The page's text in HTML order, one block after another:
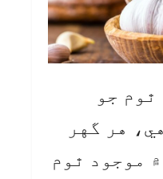
ٿوم جو
هر گهر
موجود ٿوم